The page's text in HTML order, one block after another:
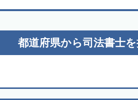
都道府県から司法書士